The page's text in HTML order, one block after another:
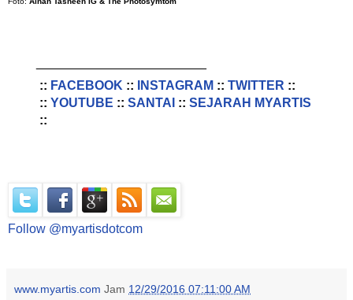
:: FACEBOOK :: INSTAGRAM :: TWITTER ::
:: YOUTUBE :: SANTAI :: SEJARAH MYARTIS
::
Follow @myartisdotcom
www.myartis.com Jam 12/29/2016 07:11:00 AM